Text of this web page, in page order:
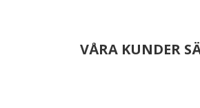
VÅRA KUNDER